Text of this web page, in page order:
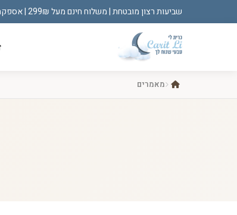
שביעות רצון מובטחת | משלוח חינם מעל 299₪ | אספקה תוך 48 שעות!
מאמרים